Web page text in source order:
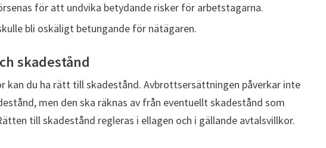
för att undvika betydande risker för arbetstagarna.
bli oskäligt betungande för nätägaren.
skadestånd
kan du ha rätt till skadestånd. Avbrottsersättningen påverkar inte
men den ska räknas av från eventuellt skadestånd som
till skadestånd regleras i ellagen och i gällande avtalsvillkor.